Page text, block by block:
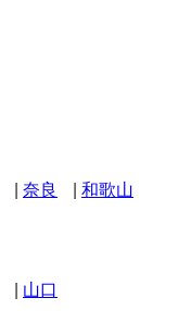
奈良 和歌山
山口